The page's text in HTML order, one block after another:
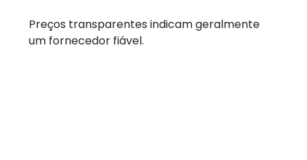
Preços transparentes indicam geralmente
um fornecedor fiável.